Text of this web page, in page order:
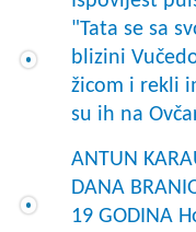
"Tata se sa
blizini
žicom i rekli
su ih na
ANTUN
DANA
19 GODINA